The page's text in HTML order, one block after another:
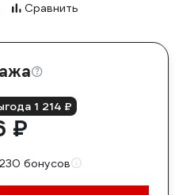
Сравнить
1 214 ₽
₽
бонусов